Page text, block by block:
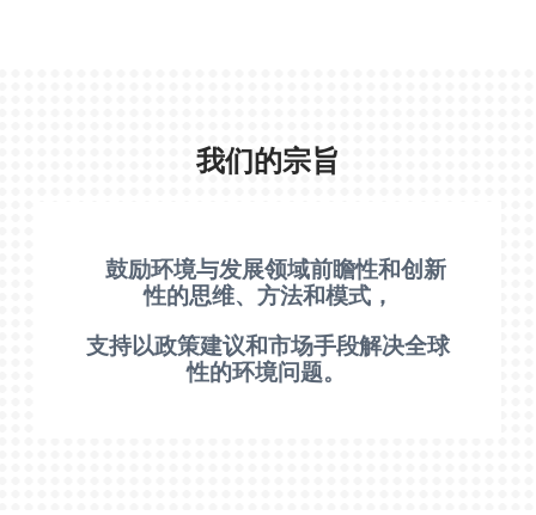
我们的宗旨
鼓励环境与发展领域前瞻性和创新
性的思维、方法和模式，
支持以政策建议和市场手段解决全球
性的环境问题。